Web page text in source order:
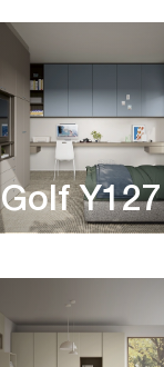
Golf Y127